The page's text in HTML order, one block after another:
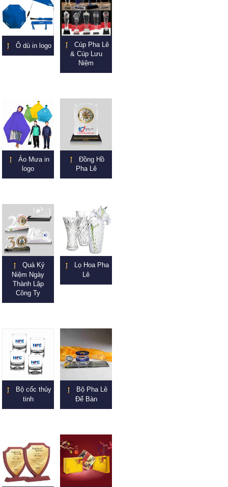
Ô dù in logo
Cúp Pha Lê
& Cúp Lưu
Niệm
Áo Mưa in
logo
Đồng Hồ
Pha Lê
Quà Kỷ
Niệm Ngày
Thành Lập
Công Ty
Lọ Hoa Pha
Lê
Bộ cốc thủy
tinh
Bộ Pha Lê
Để Bàn